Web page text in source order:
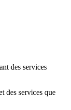
des services
des services que